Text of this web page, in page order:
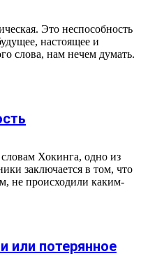
Это неспособность
настоящее и
слова, нам нечем думать.
Хокинга, одно из
заключается в том, что
не происходили каким-
или потерянное